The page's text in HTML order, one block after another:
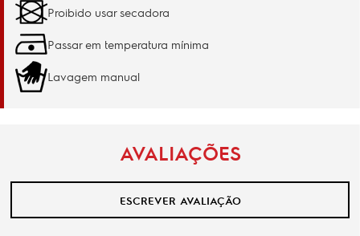
Proibido usar secadora
Passar em temperatura mínima
Lavagem manual
AVALIAÇÕES
ESCREVER AVALIAÇÃO